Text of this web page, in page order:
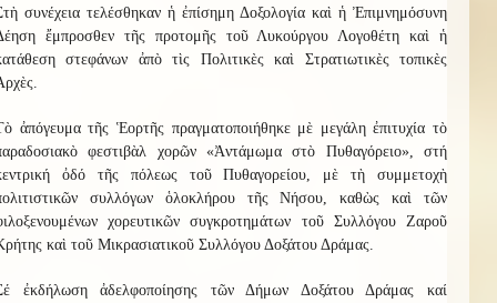
συνέχεια τελέσθηκαν ἡ ἐπίσημη Δοξολογία καὶ ἡ Ἐπιμνημόσυνη
ἔμπροσθεν τῆς προτομῆς τοῦ Λυκούργου Λογοθέτη καὶ ἡ
στεφάνων ἀπὸ τὶς Πολιτικὲς καὶ Στρατιωτικὲς τοπικὲς
ἀπόγευμα τῆς Ἑορτῆς πραγματοποιήθηκε μὲ μεγάλη ἐπιτυχία τὸ
φεστιβὰλ χορῶν «Ἀντάμωμα στὸ Πυθαγόρειο», στή
ὀδό τῆς πόλεως τοῦ Πυθαγορείου, μὲ τὴ συμμετοχὴ
συλλόγων ὁλοκλήρου τῆς Νήσου, καθὼς καὶ τῶν
χορευτικῶν συγκροτημάτων τοῦ Συλλόγου Ζαροῦ
καὶ τοῦ Μικρασιατικοῦ Συλλόγου Δοξάτου Δράμας.
ἐκδήλωση ἀδελφοποίησης τῶν Δήμων Δοξάτου Δράμας καί